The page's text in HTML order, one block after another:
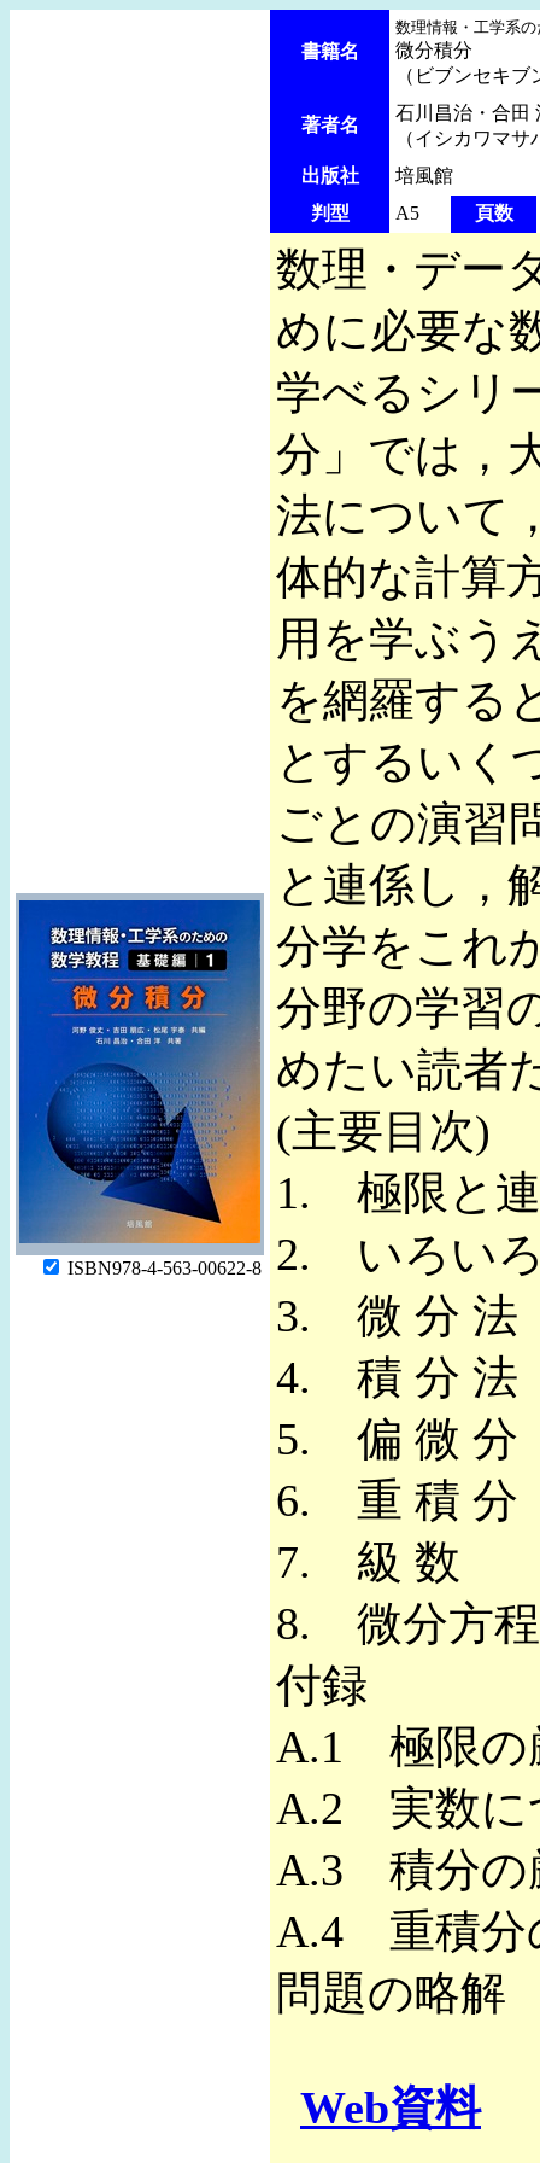
ISBN978-4-563-00622-8
書籍名
数理情報・工学系
微分積分
（ビブンセキブ
著者名
石川昌治・合
（イシカワマ
出版社
培風館
判型
A5 頁数
数理・デー
めに必要な
学べるシリ
分」では，
法について
体的な計算
用を学ぶう
を網羅する
とするいく
ごとの演習
と連係し，
分学をこれ
分野の学習
めたい読者
(主要目次)
1. 極限と
2. いろい
3. 微 分 法
4. 積 分 法
5. 偏 微 分
6. 重 積 分
7. 級 数
8. 微分方
付録
A.1 極限の
A.2 実数に
A.3 積分の
A.4 重積分
問題の略解
Web資料